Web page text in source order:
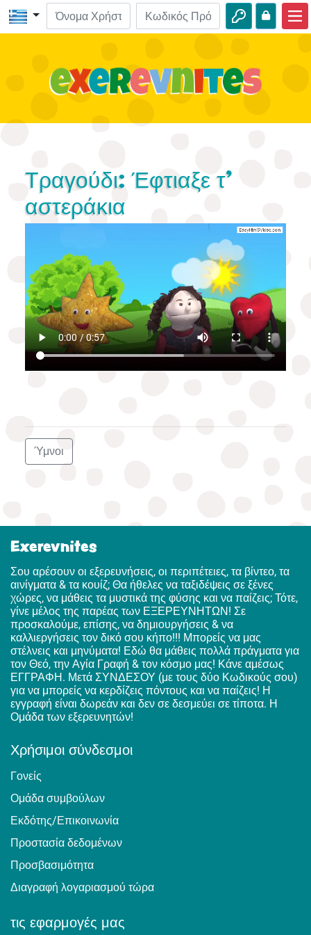
ΒΙΒΛΟ-Εξερευνήσεις
Περιπέτειες
Δραστηριότητες
Τραγούδι: Έφτιαξε τ'
αστεράκια
Ύμνοι
Exerevnites
Σου αρέσουν οι εξερευνήσεις, οι περιπέτειες, τα βίντεο, τα
αινίγματα & τα κουίζ; Θα ήθελες να ταξιδέψεις σε ξένες
χώρες, να μάθεις τα μυστικά της φύσης και να παίζεις; Τότε,
γίνε μέλος της παρέας των ΕΞΕΡΕΥΝΗΤΩΝ! Σε
προσκαλούμε, επίσης, να δημιουργήσεις & να
καλλιεργήσεις τον δικό σου κήπο!!! Μπορείς να μας
στέλνεις και μηνύματα! Εδώ θα μάθεις πολλά πράγματα για
τον Θεό, την Αγία Γραφή & τον κόσμο μας! Κάνε αμέσως
ΕΓΓΡΑΦΗ. Μετά ΣΥΝΔΕΣΟΥ (με τους δύο Κωδικούς σου)
για να μπορείς να κερδίζεις πόντους και να παίζεις! Η
εγγραφή είναι δωρεάν και δεν σε δεσμεύει σε τίποτα. Η
Ομάδα των εξερευνητών!
Χρήσιμοι σύνδεσμοι
Γονείς
Ομάδα συμβούλων
Εκδότης/Επικοινωνία
Προστασία δεδομένων
Προσβασιμότητα
Διαγραφή λογαριασμού τώρα
τις εφαρμογές μας